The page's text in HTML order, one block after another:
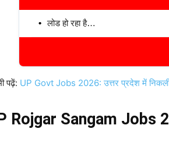
लोड हो रहा है…
पढ़ें: UP Govt Jobs 2026: उत्तर प्रदेश में निकली
Rojgar Sangam Jobs